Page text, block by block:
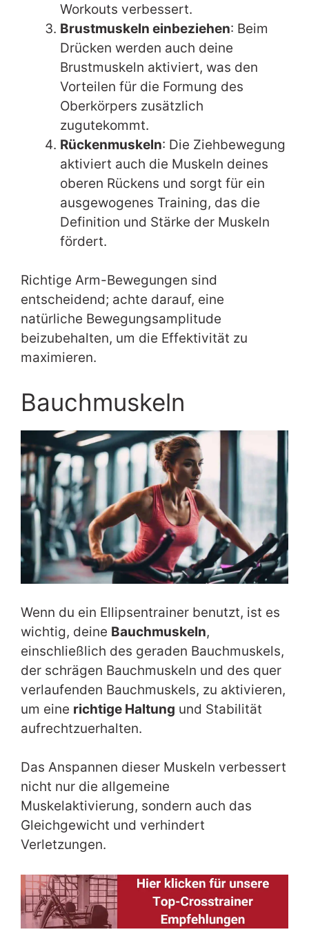
Workouts verbessert.
Brustmuskeln einbeziehen: Beim
Drücken werden auch deine
Brustmuskeln aktiviert, was den
Vorteilen für die Formung des
Oberkörpers zusätzlich
zugutekommt.
Rückenmuskeln: Die Ziehbewegung
aktiviert auch die Muskeln deines
oberen Rückens und sorgt für ein
ausgewogenes Training, das die
Definition und Stärke der Muskeln
fördert.
Richtige Arm-Bewegungen sind
entscheidend; achte darauf, eine
natürliche Bewegungsamplitude
beizubehalten, um die Effektivität zu
maximieren.
Bauchmuskeln
Wenn du ein Ellipsentrainer benutzt, ist es
wichtig, deine Bauchmuskeln,
einschließlich des geraden Bauchmuskels,
der schrägen Bauchmuskeln und des quer
verlaufenden Bauchmuskels, zu aktivieren,
um eine richtige Haltung und Stabilität
aufrechtzuerhalten.
Das Anspannen dieser Muskeln verbessert
nicht nur die allgemeine
Muskelaktivierung, sondern auch das
Gleichgewicht und verhindert
Verletzungen.